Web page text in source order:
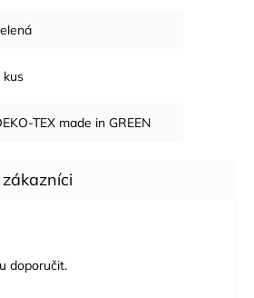
kus
TEX made in GREEN
doporučit.